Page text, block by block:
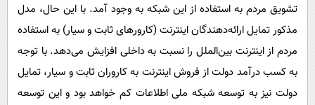
تشویق مردم به استفاده از این شبکه به وجود آمد. با این حال، مدل
مذکور تمایل ارائه‌دهندگان اینترنت (کارورهای ثابت و سیار) به استفاده
مردم از اینترنت بین‌الملل را نسبت به داخلی افزایش می‌دهد. با توجه
به کسب درآمد دولت از فروش اینترنت به کاروران ثابت و سیار، تمایل
دولت نیز به توسعه شبکه ملی اطلاعات کم خواهد بود و این توسعه